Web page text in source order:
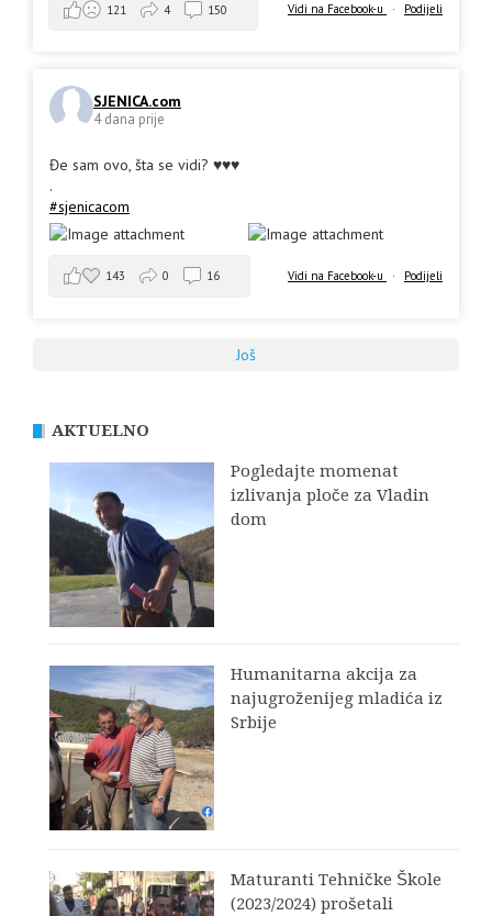
Vidi na Facebook-u · Podijeli
121 4 150
SJENICA.com
4 dana prije
Đe sam ovo, šta se vidi? ♥️♥️♥️
.
#sjenicacom
Vidi na Facebook-u · Podijeli
143 0 16
Još
AKTUELNO
Pogledajte momenat
izlivanja ploče za Vladin
dom
Humanitarna akcija za
najugroženijeg mladića iz
Srbije
Maturanti Tehničke Škole
(2023/2024) prošetali